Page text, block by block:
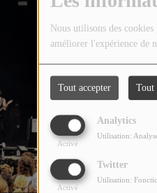
Nous utilisons des
améliorer l'expérience de
Tout accepter Tout
Analytics
Activé
Utilisation:
Twitter
Activé
Utilisation: